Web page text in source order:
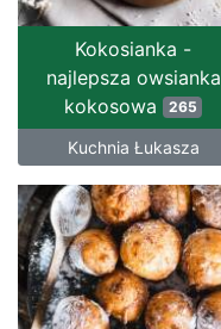
Kokosianka -
najlepsza owsianka
kokosowa
265
Kuchnia Łukasza